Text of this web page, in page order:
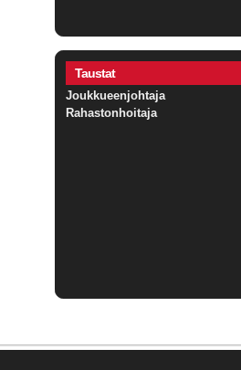
Taustat
Joukkueenjohtaja
Rahastonhoitaja